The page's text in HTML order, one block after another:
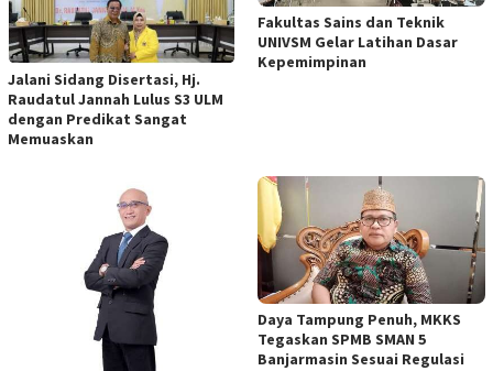
Jalani Sidang Disertasi, Hj.
Raudatul Jannah Lulus S3 ULM
dengan Predikat Sangat
Memuaskan
Fakultas Sains dan Teknik
UNIVSM Gelar Latihan Dasar
Kepemimpinan
Daya Tampung Penuh, MKKS
Tegaskan SPMB SMAN 5
Banjarmasin Sesuai Regulasi